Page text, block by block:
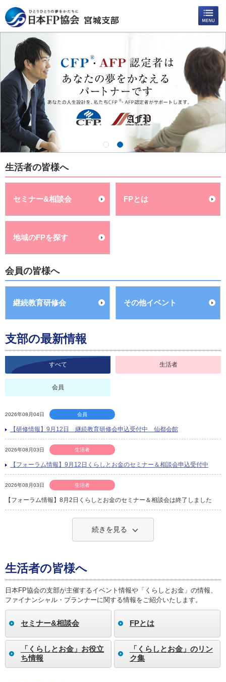
生活者の皆様へ
セミナー&相談会 FPとは
地域のFPを探す
会員の皆様へ
継続教育研修会 その他イベント
支部の最新情報
すべて 生活者
会員
2026年08月04日 会員
【研修情報】9月12日 継続教育研修会申込受付中 仙都会館
2026年08月03日 生活者
【フォーラム情報】9月12日くらしとお金のセミナー＆相談会申込受付中
2026年08月03日 生活者
【フォーラム情報】8月2日くらしとお金のセミナー＆相談会は終了しました
続きを見る
生活者の皆様へ
日本FP協会の支部が主催するイベント情報や「くらしとお金」の情報、
ファイナンシャル・プランナーに関する情報をご紹介いたします。
セミナー&相談会 FPとは
「くらしとお金」お役立
ち情報
「くらしとお金」のリン
ク集